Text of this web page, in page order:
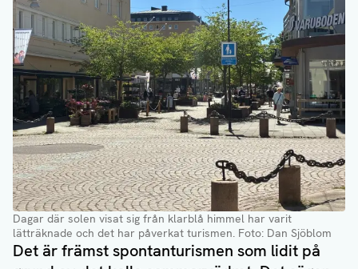
Dagar där solen visat sig från klarblå himmel har varit
lätträknade och det har påverkat turismen. Foto: Dan Sjöblom
Det är främst spontanturismen som lidit på